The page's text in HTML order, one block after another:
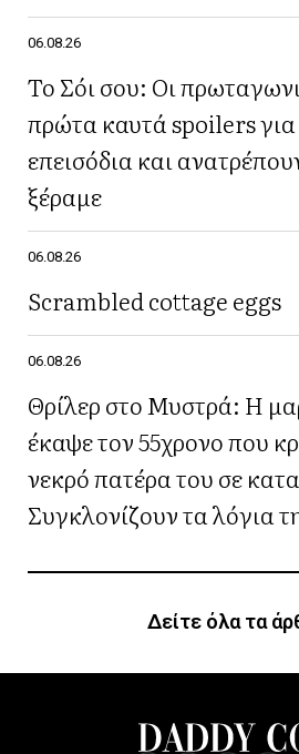
06.08.26
Το Σόι σου: Οι
πρώτα καυτά spoilers για
επεισόδια και
ξέραμε
06.08.26
Scrambled cottage eggs
06.08.26
Θρίλερ στο Μυστρά: Η
έκαψε τον 55χρονο που
νεκρό πατέρα του σε
Συγκλονίζουν τα λόγια
Δείτε όλα τα